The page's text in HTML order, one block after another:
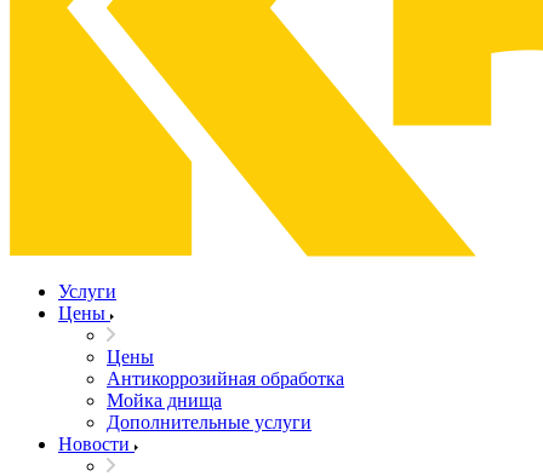
Услуги
Цены
Цены
Антикоррозийная обработка
Мойка днища
Дополнительные услуги
Новости